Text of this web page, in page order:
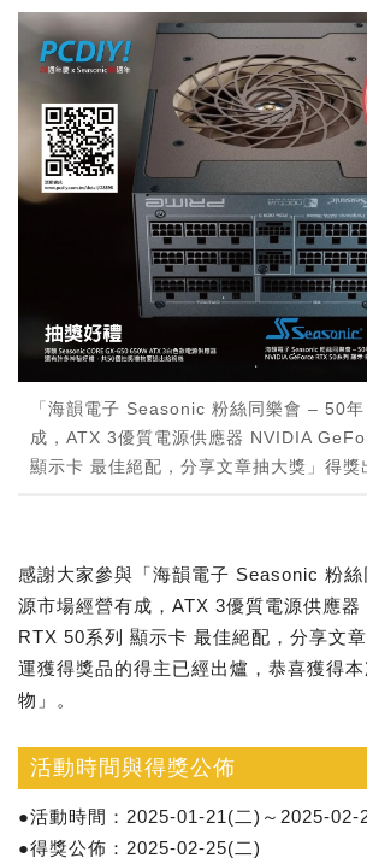
「海韻電子 Seasonic 粉絲同樂會 – 50
成，ATX 3優質電源供應器 NVIDIA
顯示卡 最佳絕配，分享文章抽大獎」得獎
感謝大家參與「海韻電子 Seasonic 粉
源市場經營有成，ATX 3優質電源供應
RTX 50系列 顯示卡 最佳絕配，分享文
運獲得獎品的得主已經出爐，恭喜獲得
物」。
活動時間與得獎公佈
●活動時間：2025-01-21(二)～2025-02-
●得獎公佈：2025-02-25(二)